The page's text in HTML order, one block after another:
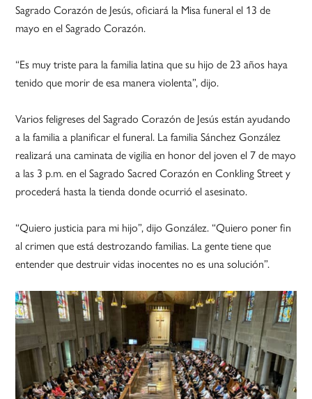
Sagrado Corazón de Jesús, oficiará la Misa funeral el 13 de
mayo en el Sagrado Corazón.
“Es muy triste para la familia latina que su hijo de 23 años haya
tenido que morir de esa manera violenta”, dijo.
Varios feligreses del Sagrado Corazón de Jesús están ayudando
a la familia a planificar el funeral. La familia Sánchez González
realizará una caminata de vigilia en honor del joven el 7 de mayo
a las 3 p.m. en el Sagrado Sacred Corazón en Conkling Street y
procederá hasta la tienda donde ocurrió el asesinato.
“Quiero justicia para mi hijo”, dijo González. “Quiero poner fin
al crimen que está destrozando familias. La gente tiene que
entender que destruir vidas inocentes no es una solución”.